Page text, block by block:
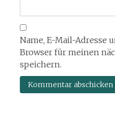
Name, E-Mail-Adresse
Browser für meinen
speichern.